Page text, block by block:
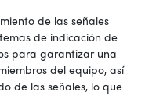
de las señales
de indicación de
para garantizar una
del equipo, así
de las señales, lo que